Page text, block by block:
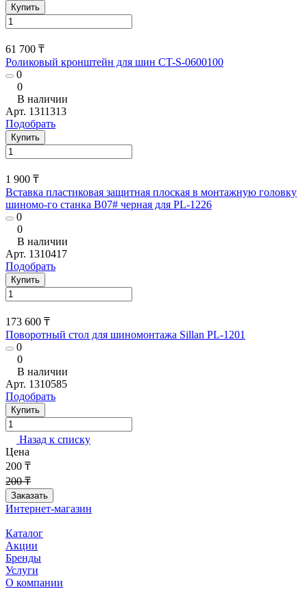
Купить
61 700 ₸
Роликовый кронштейн для шин CT-S-0600100
0
0
В наличии
Арт. 1311313
Подобрать
Купить
1 900 ₸
Вставка пластиковая защитная плоская в монтажную головку
шиномо-го станка В07# черная для PL-1226
0
0
В наличии
Арт. 1310417
Подобрать
Купить
173 600 ₸
Поворотный стол для шиномонтажа Sillan PL-1201
0
0
В наличии
Арт. 1310585
Подобрать
Купить
Назад к списку
Цена
200 ₸
200 ₸
Заказать
Интернет-магазин
Каталог
Акции
Бренды
Услуги
О компании